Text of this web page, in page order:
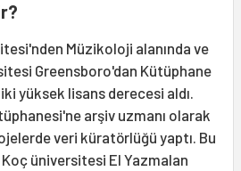
Müzikoloji alanında ve
Greensboro'dan Kütüphane
yüksek lisans derecesi aldı.
arşiv uzmanı olarak
veri küratörlüğü yaptı. Bu
üniversitesi El Yazmalan